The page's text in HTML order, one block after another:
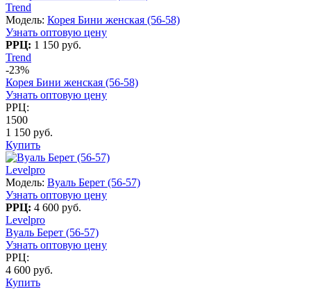
Trend
Модель: Корея Бини женская (56-58)
Узнать оптовую цену
РРЦ: 1 150 руб.
Trend
-23%
Корея Бини женская (56-58)
Узнать оптовую цену
РРЦ:
1500
1 150 руб.
Купить
Levelpro
Модель: Вуаль Берет (56-57)
Узнать оптовую цену
РРЦ: 4 600 руб.
Levelpro
Вуаль Берет (56-57)
Узнать оптовую цену
РРЦ:
4 600 руб.
Купить